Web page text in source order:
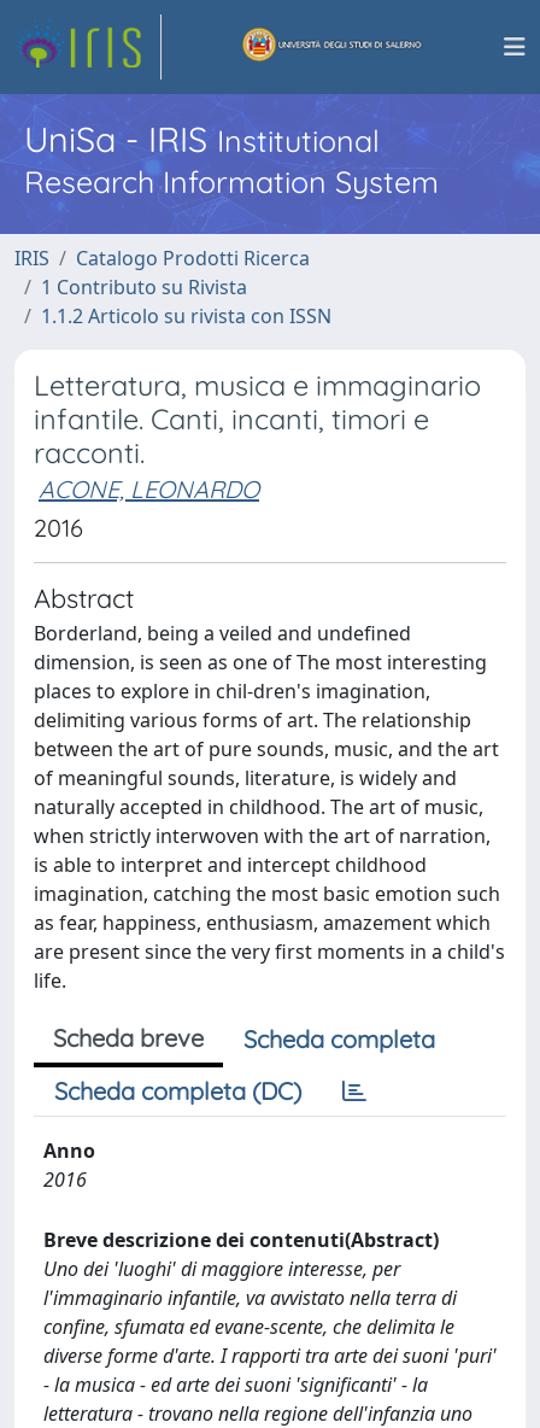
UniSa - IRISInstitutional
Research Information System
IRIS
Catalogo Prodotti Ricerca
1 Contributo su Rivista
1.1.2 Articolo su rivista con ISSN
Letteratura, musica e immaginario
infantile. Canti, incanti, timori e
racconti.
ACONE, LEONARDO
2016
Abstract
Borderland, being a veiled and undefined
dimension, is seen as one of The most interesting
places to explore in chil-dren's imagination,
delimiting various forms of art. The relationship
between the art of pure sounds, music, and the art
of meaningful sounds, literature, is widely and
naturally accepted in childhood. The art of music,
when strictly interwoven with the art of narration,
is able to interpret and intercept childhood
imagination, catching the most basic emotion such
as fear, happiness, enthusiasm, amazement which
are present since the very first moments in a child's
life.
Scheda breve
Scheda completa
Scheda completa (DC)
Anno
2016
Breve descrizione dei contenuti(Abstract)
Uno dei 'luoghi' di maggiore interesse, per
l'immaginario infantile, va avvistato nella terra di
confine, sfumata ed evane-scente, che delimita le
diverse forme d'arte. I rapporti tra arte dei suoni 'puri'
- la musica - ed arte dei suoni 'significanti' - la
letteratura - trovano nella regione dell'infanzia uno